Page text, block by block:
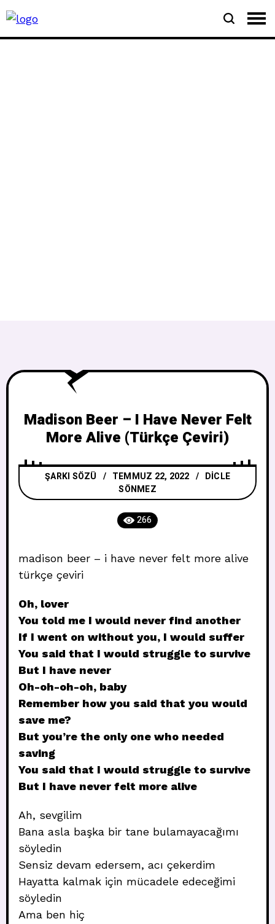
Madison Beer – I Have Never Felt
More Alive (Türkçe Çeviri)
ŞARKI SÖZÜ TEMMUZ 22, 2022
DICLE
SÖNMEZ
266
madison beer – i have never felt more alive
türkçe çeviri
Oh, lover
You told me I would never find another
If I went on without you, I would suffer
You said that I would struggle to survive
But I have never
Oh-oh-oh-oh, baby
Remember how you said that you would
save me?
But you’re the only one who needed
saving
You said that I would struggle to survive
But I have never felt more alive
Ah, sevgilim
Bana asla başka bir tane bulamayacağımı
söyledin
Sensiz devam edersem, acı çekerdim
Hayatta kalmak için mücadele edeceğimi
söyledin
Ama ben hiç